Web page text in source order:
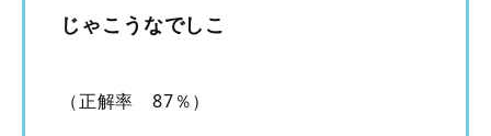
じゃこうなでしこ
（正解率 87％）